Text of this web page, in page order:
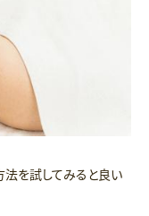
を試してみると良い